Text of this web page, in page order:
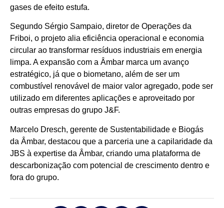
gases de efeito estufa.
Segundo Sérgio Sampaio, diretor de Operações da
Friboi, o projeto alia eficiência operacional e economia
circular ao transformar resíduos industriais em energia
limpa. A expansão com a Âmbar marca um avanço
estratégico, já que o biometano, além de ser um
combustível renovável de maior valor agregado, pode ser
utilizado em diferentes aplicações e aproveitado por
outras empresas do grupo J&F.
Marcelo Dresch, gerente de Sustentabilidade e Biogás
da Âmbar, destacou que a parceria une a capilaridade da
JBS à expertise da Âmbar, criando uma plataforma de
descarbonização com potencial de crescimento dentro e
fora do grupo.